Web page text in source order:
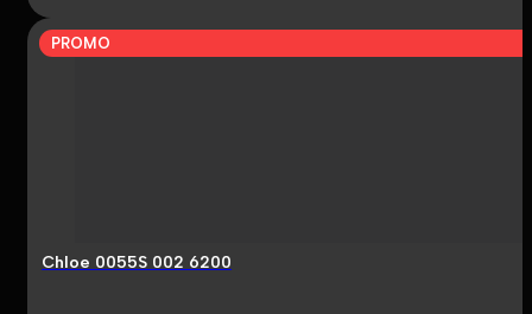
PROMO
Chloe 0055S 002 6200